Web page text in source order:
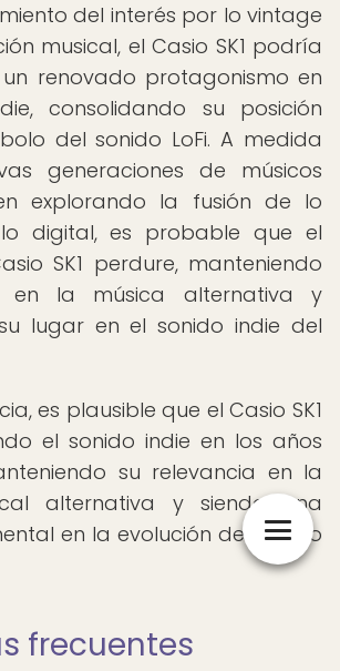
del interés por lo vintage
musical, el Casio SK1 podría
renovado protagonismo en
consolidando su posición
del sonido LoFi. A medida
generaciones de músicos
explorando la fusión de lo
digital, es probable que el
SK1 perdure, manteniendo
en la música alternativa y
lugar en el sonido indie del
es plausible que el Casio SK1
el sonido indie en los años
su relevancia en la
alternativa y siendo una
en la evolución del sonido
frecuentes